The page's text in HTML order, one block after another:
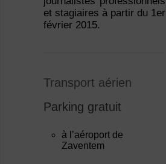
et stagiaires à partir du 1 er
février 2015.
Transport aérien
Parking gratuit
à l’aéroport de
Zaventem